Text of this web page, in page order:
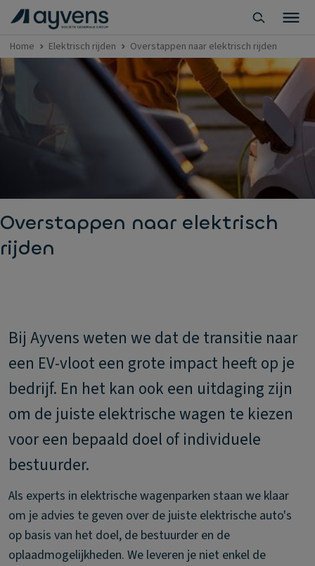
Home Elektrisch rijden Overstappen naar elektrisch rijden
Overstappen naar elektrisch
rijden
Bij Ayvens weten we dat de transitie naar
een EV-vloot een grote impact heeft op je
bedrijf. En het kan ook een uitdaging zijn
om de juiste elektrische wagen te kiezen
voor een bepaald doel of individuele
bestuurder.
Als experts in elektrische wagenparken staan we klaar
om je advies te geven over de juiste elektrische auto's
op basis van het doel, de bestuurder en de
oplaadmogelijkheden. We leveren je niet enkel de